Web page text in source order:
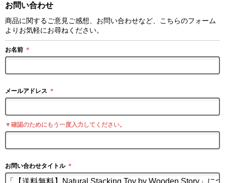
お問い合わせ
商品に関するご意見ご感想、お問い合わせなど、こちらのフォーム
よりお気軽にお尋ねください。
お名前 ＊
メールアドレス ＊
▼確認のためにもう一度入力してください。
お問い合わせタイトル ＊